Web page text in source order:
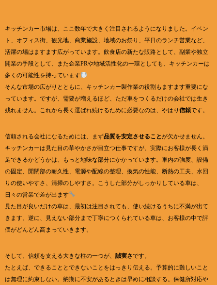
キッチンカー市場は、ここ数年で大きく注目されるようになりました。イベン
ト、オフィス街、観光地、商業施設、地域のお祭り、平日のランチ営業など、
活躍の場はますます広がっています。飲食店の新たな販路として、副業や独立
開業の手段として、また企業PRや地域活性化の一環としても、キッチンカーは
多くの可能性を持っています
そんな市場の広がりとともに、キッチンカー製作業の役割もますます重要にな
っています。ですが、需要が増えるほど、ただ車をつくるだけの会社では生き
残れません。これから長く選ばれ続けるために必要なのは、やはり 信頼です。
信頼される会社になるためには、まず品質を安定させることが欠かせません。
キッチンカーは見た目の華やかさが目立つ仕事ですが、実際にお客様が長く満
足できるかどうかは、もっと地味な部分にかかっています。車内の強度、設備
の固定、開閉部の耐久性、電源や配線の整理、換気の性能、断熱の工夫、水回
りの使いやすさ、清掃のしやすさ。こうした部分がしっかりしている車は、
日々の営業で差が出ます
見た目が良いだけの車は、最初は注目されても、使い続けるうちに不満が出て
きます。逆に、見えない部分まで丁寧につくられている車は、お客様の中で評
価がどんどん高まっていきます。
そして、信頼を支える大きな柱の一つが、 誠実さです。
たとえば、できることとできないことをはっきり伝える。予算的に難しいこと
は無理に約束しない。納期に不安があるときは早めに相談する。保健所対応や